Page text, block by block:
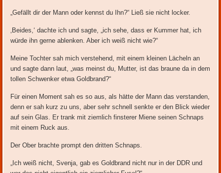
„Gefällt dir der Mann oder kennst du Ihn?“ Ließ sie nicht locker.
‚Beides,‘ dachte ich und sagte, „ich sehe, dass er Kummer hat, ich
würde ihn gerne ablenken. Aber ich weiß nicht wie?“
Meine Tochter sah mich verstehend, mit einem kleinen Lächeln an
und sagte dann laut, „was meinst du, Mutter, ist das braune da in dem
tollen Schwenker etwa Goldbrand?“
Für einen Moment sah es so aus, als hätte der Mann das verstanden,
denn er sah kurz zu uns, aber sehr schnell senkte er den Blick wieder
auf sein Glas. Er trank mit ziemlich finsterer Miene seinen Schnaps
mit einem Ruck aus.
Der Ober brachte prompt den dritten Schnaps.
„Ich weiß nicht, Svenja, gab es Goldbrand nicht nur in der DDR und